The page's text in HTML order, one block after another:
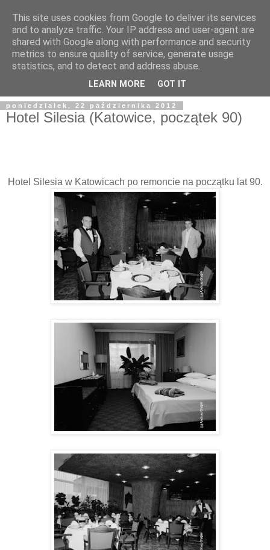
poniedziałek, 22 października 2012
Hotel Silesia (Katowice, początek 90)
Hotel Silesia w Katowicach po remoncie na początku lat 90.
This site uses cookies from Google to deliver its services
and to analyze traffic. Your IP address and user-agent are
shared with Google along with performance and security
metrics to ensure quality of service, generate usage
statistics, and to detect and address abuse.
LEARN MORE GOT IT